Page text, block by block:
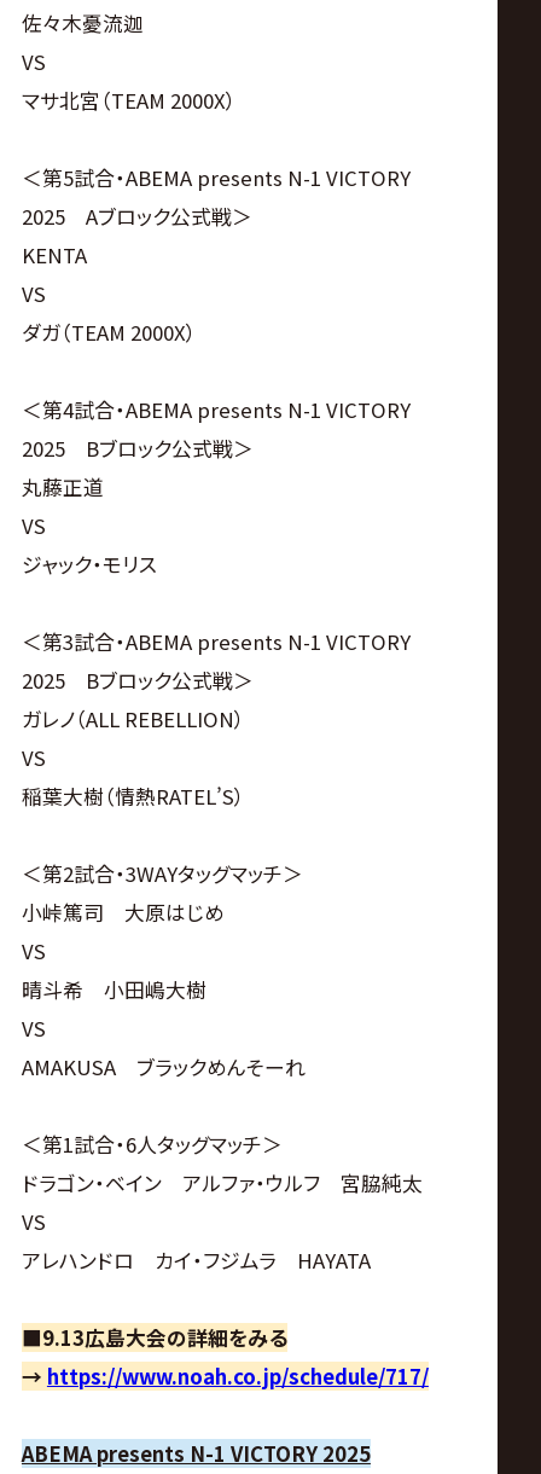
佐々木憂流迦
VS
マサ北宮（TEAM 2000X）
＜第5試合・ABEMA presents N-1 VICTORY
2025 Aブロック公式戦＞
KENTA
VS
ダガ（TEAM 2000X）
＜第4試合・ABEMA presents N-1 VICTORY
2025 Bブロック公式戦＞
丸藤正道
VS
ジャック・モリス
＜第3試合・ABEMA presents N-1 VICTORY
2025 Bブロック公式戦＞
ガレノ（ALL REBELLION）
VS
稲葉大樹（情熱RATEL’S）
＜第2試合・3WAYタッグマッチ＞
小峠篤司 大原はじめ
VS
晴斗希 小田嶋大樹
VS
AMAKUSA ブラックめんそーれ
＜第1試合・6人タッグマッチ＞
ドラゴン・ベイン アルファ・ウルフ 宮脇純太
VS
アレハンドロ カイ・フジムラ HAYATA
■9.13広島大会の詳細をみる
→ https://www.noah.co.jp/schedule/717/
ABEMA presents N-1 VICTORY 2025